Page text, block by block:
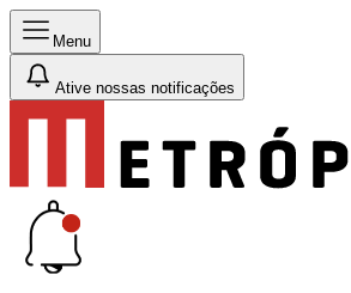
Menu
Ative nossas notificações